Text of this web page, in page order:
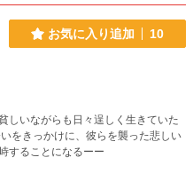
お気に入り追加 10
しいながらも日々逞しく生きていた
することになるーー